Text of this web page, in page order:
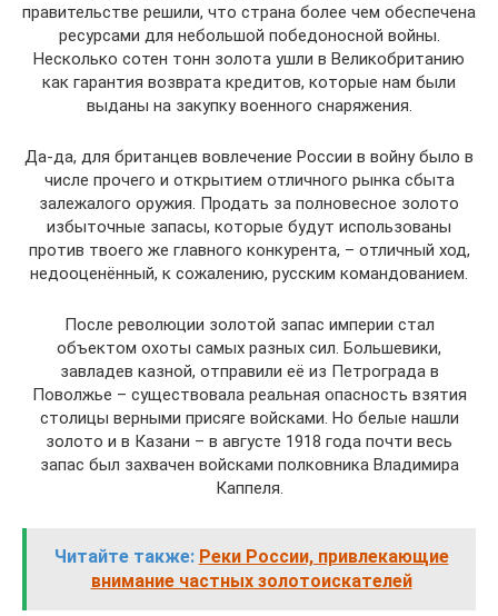
правительстве решили, что страна более чем обеспечена
ресурсами для небольшой победоносной войны.
Несколько сотен тонн золота ушли в Великобританию
как гарантия возврата кредитов, которые нам были
выданы на закупку военного снаряжения.
Да-да, для британцев вовлечение России в войну было в
числе прочего и открытием отличного рынка сбыта
залежалого оружия. Продать за полновесное золото
избыточные запасы, которые будут использованы
против твоего же главного конкурента, – отличный ход,
недооценённый, к сожалению, русским командованием.
После революции золотой запас империи стал
объектом охоты самых разных сил. Большевики,
завладев казной, отправили её из Петрограда в
Поволжье – существовала реальная опасность взятия
столицы верными присяге войсками. Но белые нашли
золото и в Казани – в августе 1918 года почти весь
запас был захвачен войсками полковника Владимира
Каппеля.
Читайте также: Реки России, привлекающие
внимание частных золотоискателей